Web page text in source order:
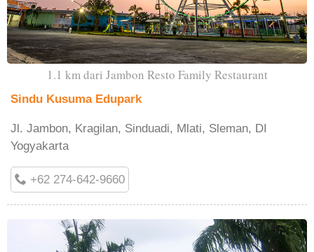
1.1 km dari Jambon Resto Family Restaurant
Sindu Kusuma Edupark
Jl. Jambon, Kragilan, Sinduadi, Mlati, Sleman, DI
Yogyakarta
+62 274-642-9660